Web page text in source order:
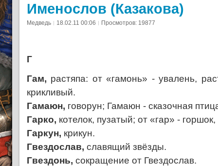
Именослов (Казакова)
Медведь 18.02.11 00:06 Просмотров: 19877
Г
Гам, растяпа: от «гамонь» - увалень,
крикливый.
Гамаюн, говорун; Гамаюн - сказочная
Гарко, котелок, пузатый; от «гар» - горшок,
Гаркун, крикун.
Гвездослав, славящий звёзды.
Гвездонь, сокращение от Гвездослав.